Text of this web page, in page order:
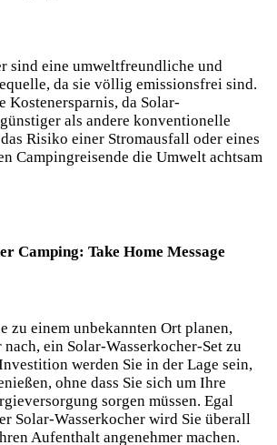
sind eine umweltfreundliche und
da ‍sie völlig emissionsfrei sind.
Kostenersparnis,‌ da Solar-
als‍ andere konventionelle
Risiko einer Stromausfall oder eines
Campingreisende die ​Umwelt ⁤achtsam⁤
Camping: Take Home​ Message
zu einem unbekannten Ort planen,⁣
ein Solar-Wasserkocher-Set ⁢zu
werden Sie in der Lage sein,
ohne dass Sie sich⁣ um ⁤Ihre
sorgen⁢ müssen. Egal
Solar-Wasserkocher⁢ wird Sie überall
Aufenthalt angenehmer machen.